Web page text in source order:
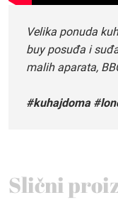
Velika ponuda
buy posuđa i
malih aparata,
#kuhajdoma
Slični